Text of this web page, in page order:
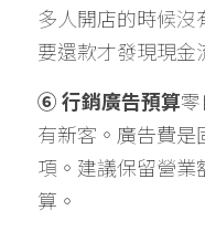
多人開店的時候沒
要還款才發現現金
⑥ 行銷廣告預算
有新客。廣告費
項。建議保留營業
算。